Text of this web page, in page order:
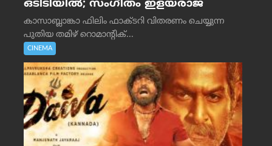
ഒടിടിയിൽ; സംഗീതം ഇളയരാജ
കാസാബ്ലാങ്കാ ഫിലിം ഫാക്ടറി വിതരണം ചെയ്യുന്ന
പുതിയ തമിഴ് റൊമാന്റിക്...
CINEMA